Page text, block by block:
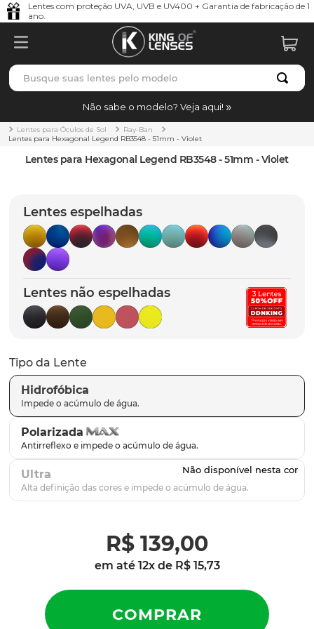
Lentes com proteção UVA, UVB e UV400 + Garantia de fabricação de 1
ano.
Busque suas lentes pelo modelo
Não sabe o modelo? Veja aqui!
Lentes para Óculos de Sol
Ray-Ban
Lentes para Hexagonal Legend RB3548 - 51mm - Violet
Lentes para Hexagonal Legend RB3548 - 51mm - Violet
Lentes espelhadas
Lentes não espelhadas
Tipo da Lente
Hidrofóbica
Polarizada
Ultra
R$ 139,00
em até 12x de R$ 15,73
TERMOS MAIS BUSCADOS
1º borrachas
º holbrook
5º chaves
6º t-shock
7º latch
8º gasket
9º parafusos